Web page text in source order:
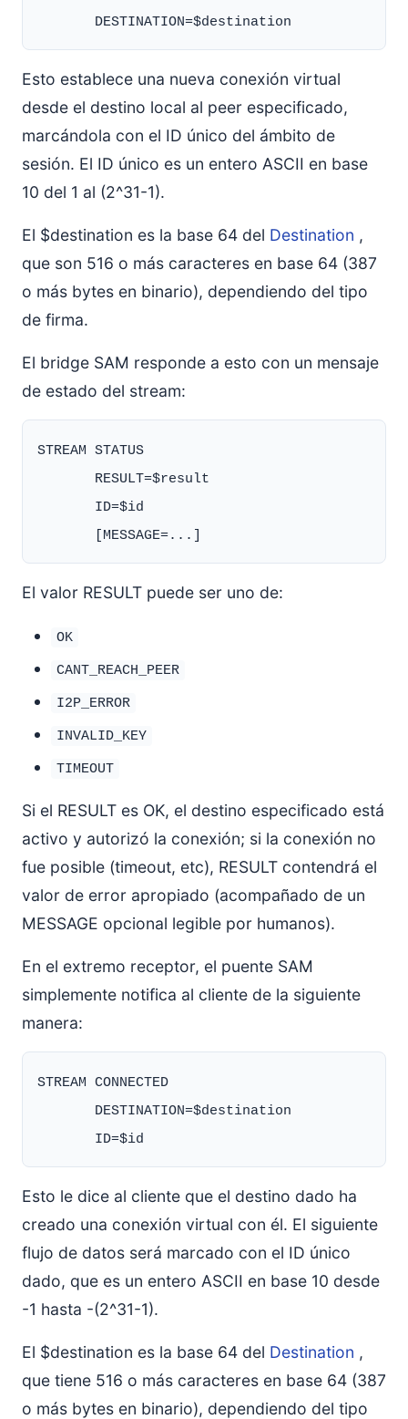
Esto establece una nueva conexión virtual
desde el destino local al peer especificado,
marcándola con el ID único del ámbito de
sesión. El ID único es un entero ASCII en base
10 del 1 al (2^31-1).
El $destination es la base 64 del Destination ,
que son 516 o más caracteres en base 64 (387
o más bytes en binario), dependiendo del tipo
de firma.
El bridge SAM responde a esto con un mensaje
de estado del stream:
STREAM STATUS
       RESULT=$result
       ID=$id
El valor RESULT puede ser uno de:
OK
CANT_REACH_PEER
I2P_ERROR
INVALID_KEY
TIMEOUT
Si el RESULT es OK, el destino especificado está
activo y autorizó la conexión; si la conexión no
fue posible (timeout, etc), RESULT contendrá el
valor de error apropiado (acompañado de un
MESSAGE opcional legible por humanos).
En el extremo receptor, el puente SAM
simplemente notifica al cliente de la siguiente
manera:
STREAM CONNECTED
       DESTINATION=$destination
Esto le dice al cliente que el destino dado ha
creado una conexión virtual con él. El siguiente
flujo de datos será marcado con el ID único
dado, que es un entero ASCII en base 10 desde
-1 hasta -(2^31-1).
El $destination es la base 64 del Destination ,
que tiene 516 o más caracteres en base 64 (387
o más bytes en binario), dependiendo del tipo